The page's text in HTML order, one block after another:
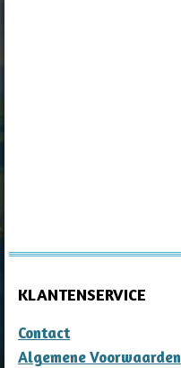
KLANTENSERVICE
Contact
Algemene Voorwaarden